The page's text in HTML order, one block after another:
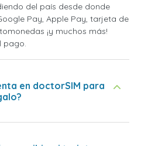
del país desde donde
Pay, Apple Pay, tarjeta de
¡y muchos más!
en doctorSIM para